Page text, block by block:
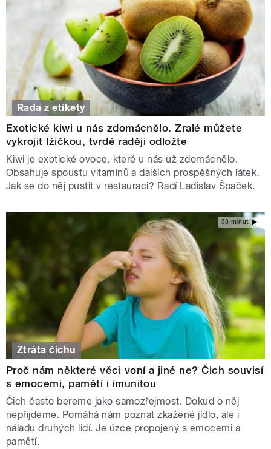
Rada z etikety
Exotické kiwi u nás zdomácnělo. Zralé můžete
vykrojit lžičkou, tvrdé raději odložte
Kiwi je exotické ovoce, které u nás už zdomácnělo.
Obsahuje spoustu vitamínů a dalších prospěšných látek.
Jak se do něj pustit v restauraci? Radí Ladislav Špaček.
33 minut
Ztráta čichu
Proč nám některé věci voní a jiné ne? Čich souvisí
s emocemi, pamětí i imunitou
Čich často bereme jako samozřejmost. Dokud o něj
nepřijdeme. Pomáhá nám poznat zkažené jídlo, ale i
náladu druhých lidí. Je úzce propojený s emocemi a
pamětí.